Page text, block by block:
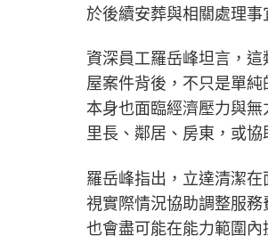
於後續安葬與相關處理事
資深員工羅岳峰坦言，
屋案件背後，不只是單
本身也面臨經濟壓力與
里長、鄰居、房東，或
羅岳峰指出，立達清潔
視實際情況協助調整服
也會盡可能在能力範圍